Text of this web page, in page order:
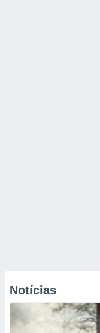
Notícias